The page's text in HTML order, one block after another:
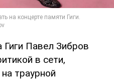
Гиги Павел Зибров
в сети,
траурной